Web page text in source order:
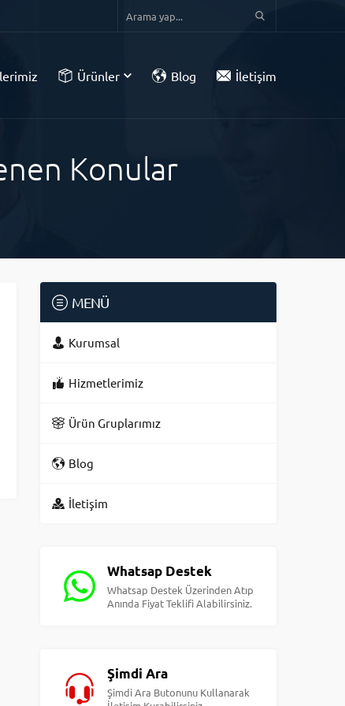
Ürünler Blog İletişim
Konular
MENÜ
Kurumsal
Hizmetlerimiz
Ürün Gruplarımız
Blog
İletişim
Whatsap Destek
Whatsap Destek Üzerinden Atıp
Anında Fiyat Teklifi Alabilirsiniz.
Şimdi Ara
Şimdi Ara Butonunu Kullanarak